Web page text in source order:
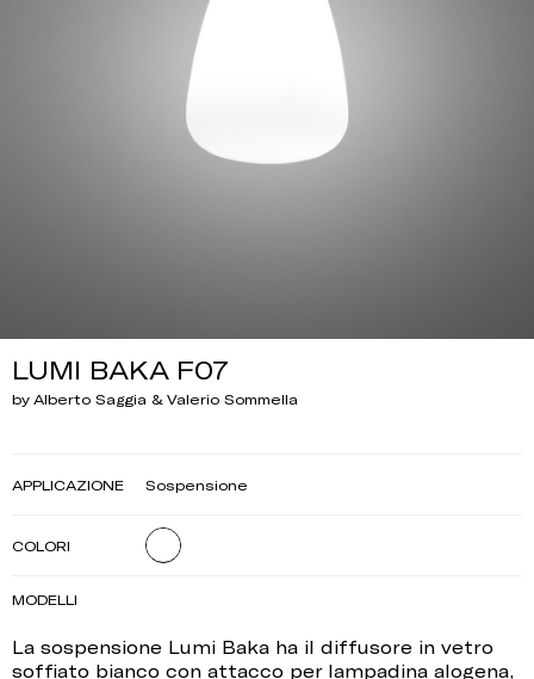
LUMI BAKA F07
by Alberto Saggia & Valerio Sommella
La sospensione Lumi Baka ha il diffusore in vetro
soffiato bianco con attacco per lampadina alogena,
APPLICAZIONE Sospensione
COLORI
MODELLI